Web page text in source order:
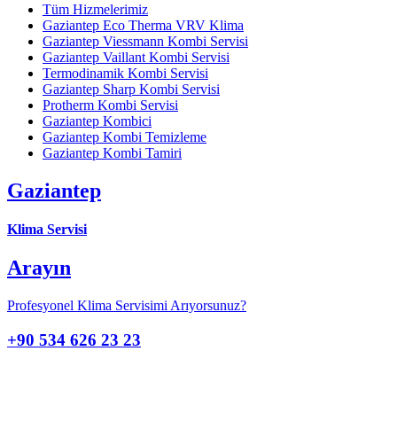
Tüm Hizmelerimiz
Gaziantep Eco Therma VRV Klima
Gaziantep Viessmann Kombi Servisi
Gaziantep Vaillant Kombi Servisi
Termodinamik Kombi Servisi
Gaziantep Sharp Kombi Servisi
Protherm Kombi Servisi
Gaziantep Kombici
Gaziantep Kombi Temizleme
Gaziantep Kombi Tamiri
Gaziantep
Klima Servisi
Arayın
Profesyonel Klima Servisimi Arıyorsunuz?
+90 534 626 23 23